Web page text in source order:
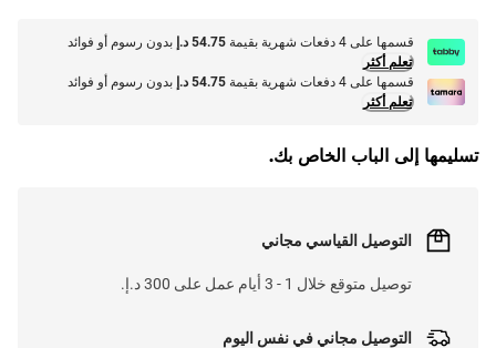
قسمها على 4 دفعات شهرية بقيمة 54.75 د.إ
بدون رسوم أو فوائد
تعلم أكثر
قسمها على 4 دفعات شهرية بقيمة
54.75 د.إ
بدون رسوم أو فوائد
تعلم أكثر
تسليمها إلى الباب الخاص بك.
التوصيل القياسي مجاني
توصيل متوقع خلال 1 - 3 أيام عمل على 300 د.إ.
التوصيل مجاني في نفس اليوم